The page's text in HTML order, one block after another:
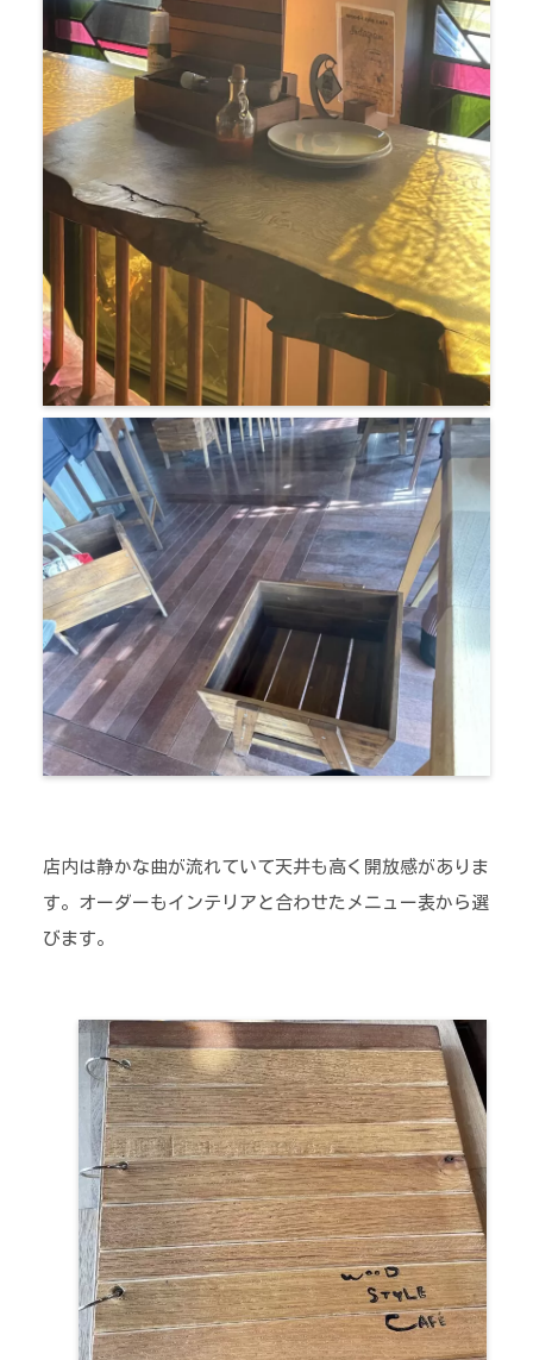
店内は静かな曲が流れていて天井も高く開放感がありま
す。オーダーもインテリアと合わせたメニュー表から選
びます。